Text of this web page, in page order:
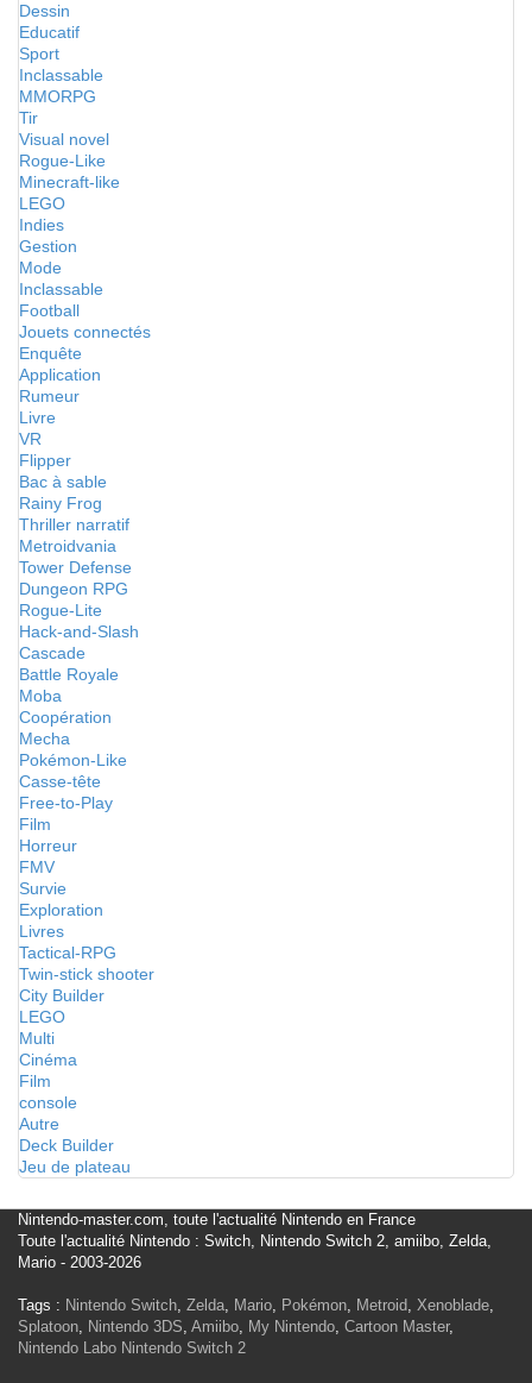
Dessin
Educatif
Sport
Inclassable
MMORPG
Tir
Visual novel
Rogue-Like
Minecraft-like
LEGO
Indies
Gestion
Mode
Inclassable
Football
Jouets connectés
Enquête
Application
Rumeur
Livre
VR
Flipper
Bac à sable
Rainy Frog
Thriller narratif
Metroidvania
Tower Defense
Dungeon RPG
Rogue-Lite
Hack-and-Slash
Cascade
Battle Royale
Moba
Coopération
Mecha
Pokémon-Like
Casse-tête
Free-to-Play
Film
Horreur
FMV
Survie
Exploration
Livres
Tactical-RPG
Twin-stick shooter
City Builder
LEGO
Multi
Cinéma
Film
console
Autre
Deck Builder
Jeu de plateau
Nintendo-master.com, toute l'actualité Nintendo en France
Toute l'actualité Nintendo : Switch, Nintendo Switch 2, amiibo, Zelda,
Mario - 2003-2026
Tags : Nintendo Switch, Zelda, Mario, Pokémon, Metroid, Xenoblade,
Splatoon, Nintendo 3DS, Amiibo, My Nintendo, Cartoon Master,
Nintendo Labo Nintendo Switch 2